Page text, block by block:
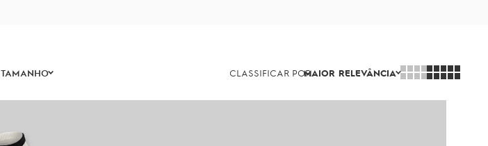
CLASSIFICAR PORMAIOR RELEVÂNCIA
TAMANHO